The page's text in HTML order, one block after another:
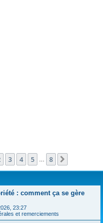
8
3 4 5 8
: comment ça se gère
23:27
et remerciements